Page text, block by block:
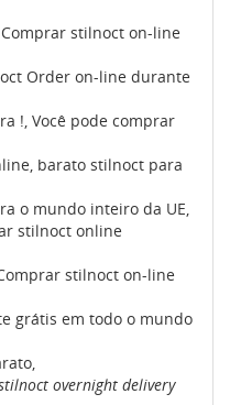
stilnoct on-line
Order on-line durante
!, Você pode comprar
barato stilnoct para
o mundo inteiro da UE,
stilnoct online
stilnoct on-line
grátis em todo o mundo
overnight delivery